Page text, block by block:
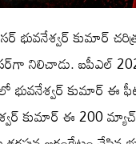
కుమార్
నిలిచాడు. ఐపీఎల్
భువనేశ్వర్ కుమార్ ఈ
కుమార్ ఈ 200